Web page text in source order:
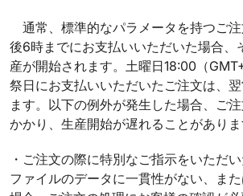
通常、標準的なパラメータを持つご
後6時までにお支払いいただいた場合、
産が開始されます。土曜日18:00（
祭日にお支払いいただいたご注文は、
ます。以下の例外が発生した場合、ご
かかり、生産開始が遅れることがありま
・ご注文の際に特別なご指示をいただ
ファイルのデータに一貫性がない、ま